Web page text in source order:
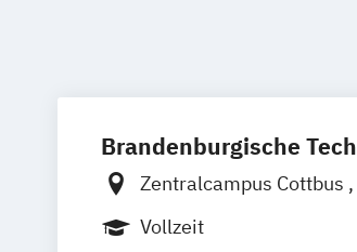
Brandenburgische
Zentralcampus Cottbus
Campus Cottbus-
Vollzeit